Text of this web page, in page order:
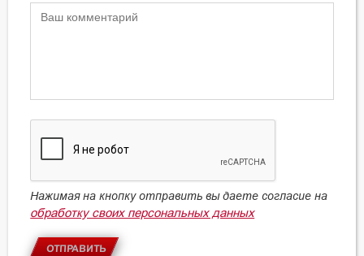
Нажимая на кнопку отправить вы даете согласие на
обработку своих персональных данных
ОТПРАВИТЬ